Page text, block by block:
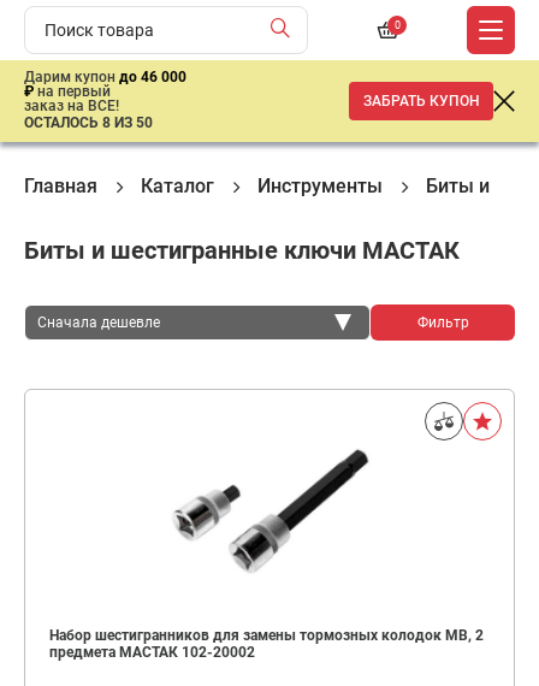
0
Дарим купон до 46 000
₽ на первый
заказ на ВСЕ!
ОСТАЛОСЬ 8 ИЗ 50
ЗАБРАТЬ КУПОН
Главная Каталог Инструменты Биты и
Биты и шестигранные ключи МАСТАК
Сначала дешевле Фильтр
Набор шестигранников для замены тормозных колодок MB, 2
предмета МАСТАК 102-20002